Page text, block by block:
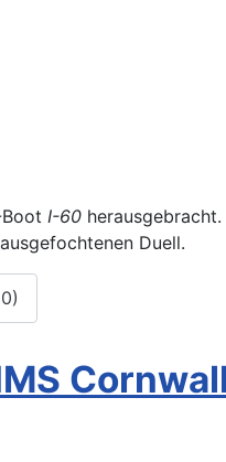
I-60
Duell.